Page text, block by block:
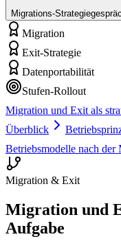
Migrations-
Migration
Exit-Strategie
Datenportabilität
Stufen-Rollout
Migration und Exit als
Überblick
Betriebsmodelle nach der
Migration & Exit
Migration und
Aufgabe